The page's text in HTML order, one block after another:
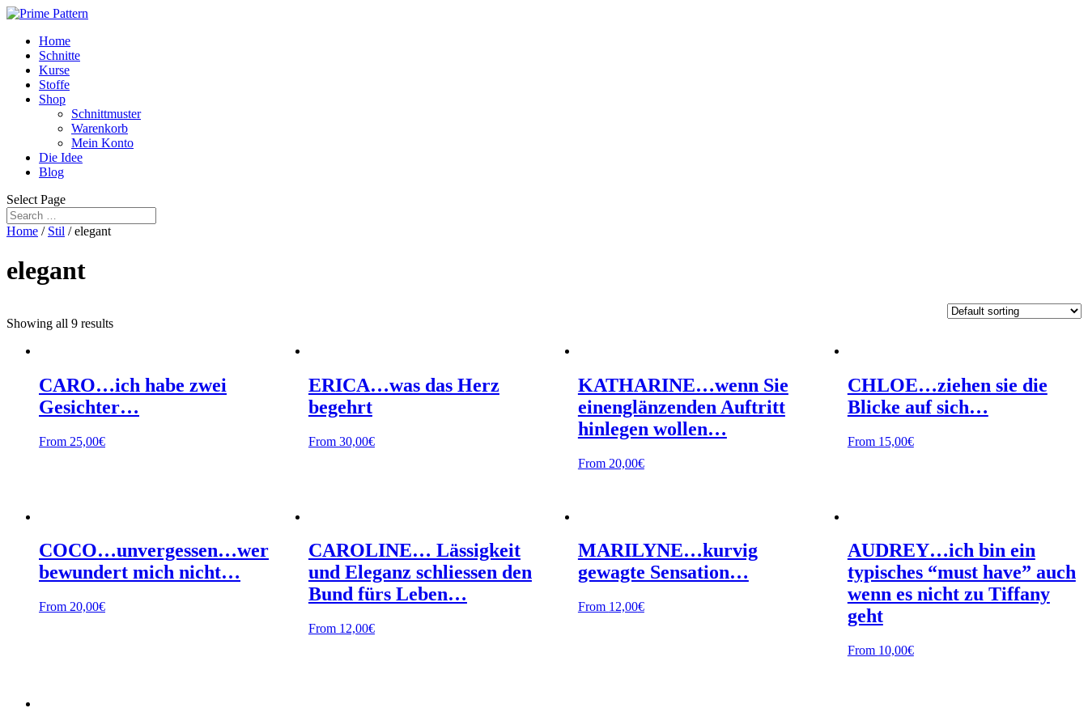
Home
Schnitte
Kurse
Stoffe
Shop
Schnittmuster
Warenkorb
Mein Konto
Die Idee
Blog
Select Page
Home / Stil / elegant
elegant
Showing all 9 results
CARO…ich habe zwei
Gesichter…
From 25,00€
ERICA…was das Herz
begehrt
From 30,00€
KATHARINE…wenn Sie
einenglänzenden Auftritt
hinlegen wollen…
From 20,00€
CHLOE…ziehen sie die
Blicke auf sich…
From 15,00€
COCO…unvergessen…wer
bewundert mich nicht…
From 20,00€
CAROLINE… Lässigkeit
und Eleganz schliessen den
Bund fürs Leben…
From 12,00€
MARILYNE…kurvig
gewagte Sensation…
From 12,00€
AUDREY…ich bin ein
typisches “must have” auch
wenn es nicht zu Tiffany
geht
From 10,00€